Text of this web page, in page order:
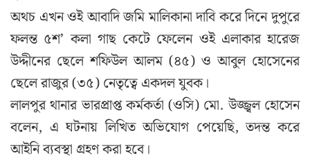
অথচ এখন ওই আবাদি জমি মালিকানা দাবি করে দিনে দুপুরে
ফলন্ত ৫শ’ কলা গাছ কেটে ফেলেন ওই এলাকার হারেজ
উদ্দীনের ছেলে শফিউল আলম (৪৫) ও আবুল হোসেনের
ছেলে রাজুর (৩৫) নেতৃত্বে একদল যুবক।
লালপুর থানার ভারপ্রাপ্ত কর্মকর্তা (ওসি) মো. উজ্জ্বল হোসেন
বলেন, এ ঘটনায় লিখিত অভিযোগ পেয়েছি, তদন্ত করে
আইনি ব্যবস্থা গ্রহণ করা হবে।